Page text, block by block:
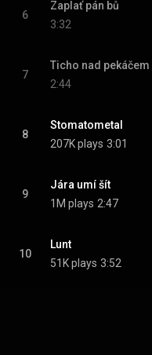
6
Zaplať pán bů
3:32
7
Ticho nad pekáčem
2:44
8
Stomatometal
207K plays 3:01
9
Jára umí šít
1M plays 2:47
10
Lunt
51K plays 3:52